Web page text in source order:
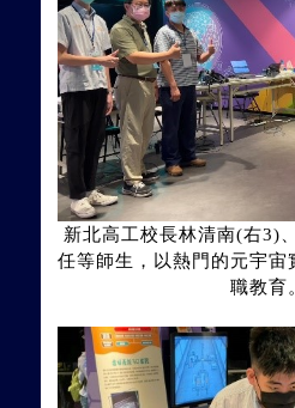
新北高工校長林清南(右3)
任等師生，以熱門的元宇宙
職教育